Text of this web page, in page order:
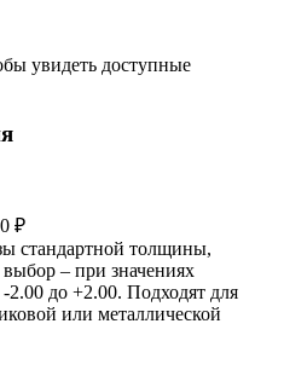
увидеть доступные
0 ₽
стандартной толщины,
– при значениях
2.00 до +2.00. Подходят для
или металлической